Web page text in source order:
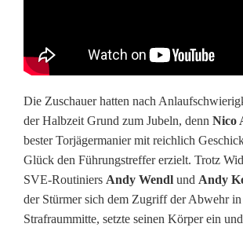
r
i
c
h
t
g
Die Zuschauer hatten nach
der Halbzeit Grund zum Jubeln, denn Nico
bester Torjägermanier mit reichlich
Glück den Führungstreffer erzielt. Trotz
SVE-Routiniers Andy Wendl und Andy
der Stürmer sich dem Zugriff der Abwehr
Strafraummitte, setzte seinen Körper ein